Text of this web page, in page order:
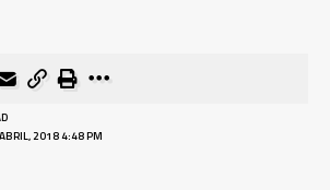
2018 4:48 PM